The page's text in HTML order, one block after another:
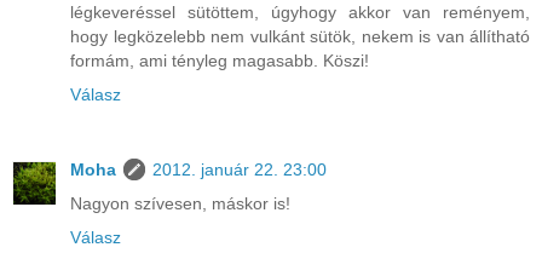
légkeveréssel sütöttem, úgyhogy akkor van reményem,
hogy legközelebb nem vulkánt sütök, nekem is van állítható
formám, ami tényleg magasabb. Köszi!
Válasz
Moha
2012. január 22. 23:00
Nagyon szívesen, máskor is!
Válasz